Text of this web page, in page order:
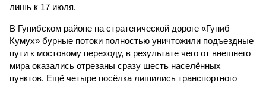
лишь к 17 июля.
В Гунибском районе на стратегической дороге «Гуниб –
Кумух» бурные потоки полностью уничтожили подъездные
пути к мостовому переходу, в результате чего от внешнего
мира оказались отрезаны сразу шесть населённых
пунктов. Ещё четыре посёлка лишились транспортного